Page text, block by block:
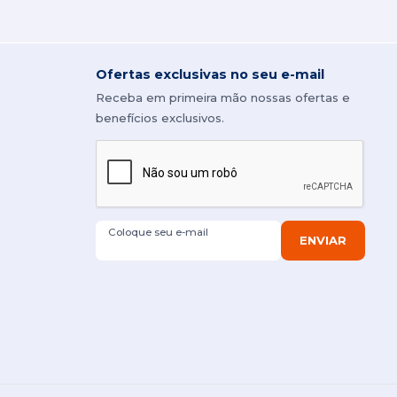
Ofertas exclusivas no seu e-mail
Receba em primeira mão nossas ofertas e
benefícios exclusivos.
Coloque seu e-mail
ENVIAR